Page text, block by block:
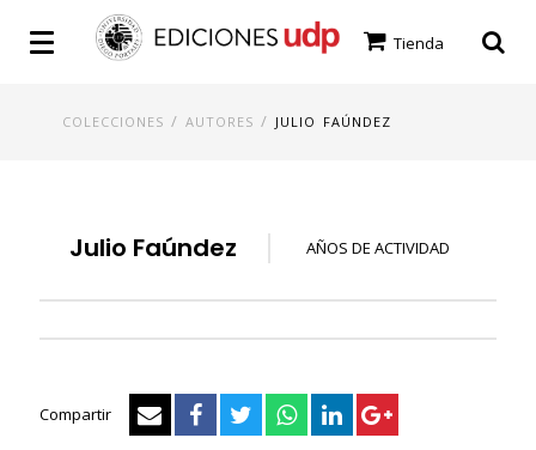
Tienda
COLECCIONES /AUTORES / JULIO FAÚNDEZ
Julio Faúndez AÑOS DE ACTIVIDAD
Compartir